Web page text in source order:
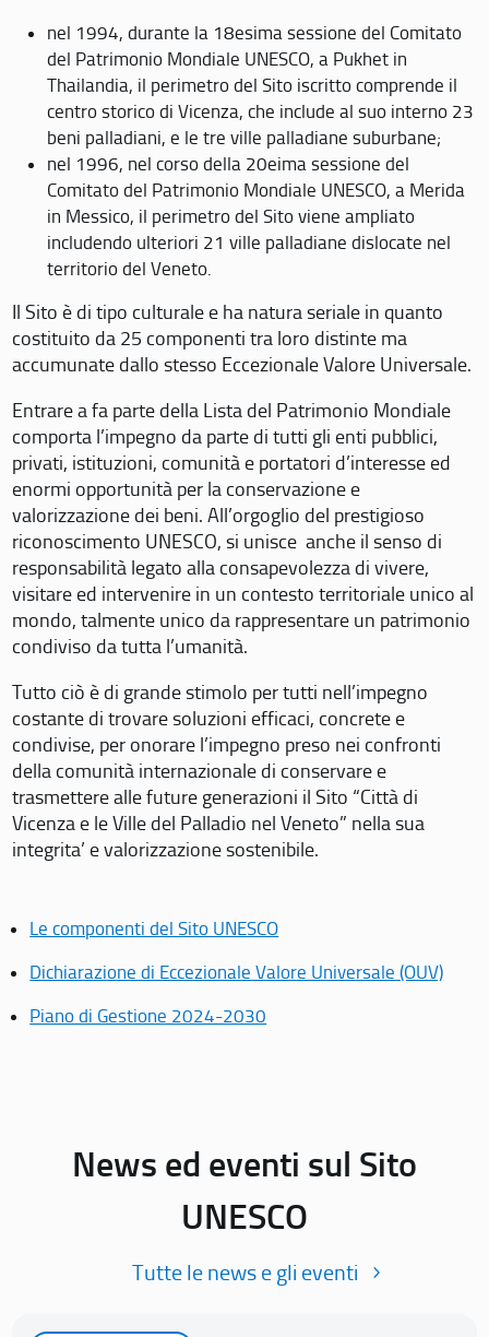
nel 1994, durante la 18esima sessione del Comitato
del Patrimonio Mondiale UNESCO, a Pukhet in
Thailandia, il perimetro del Sito iscritto comprende il
centro storico di Vicenza, che include al suo interno 23
beni palladiani, e le tre ville palladiane suburbane;
nel 1996, nel corso della 20eima sessione del
Comitato del Patrimonio Mondiale UNESCO, a Merida
in Messico, il perimetro del Sito viene ampliato
includendo ulteriori 21 ville palladiane dislocate nel
territorio del Veneto.
Il Sito è di tipo culturale e ha natura seriale in quanto
costituito da 25 componenti tra loro distinte ma
accumunate dallo stesso Eccezionale Valore Universale.
Entrare a fa parte della Lista del Patrimonio Mondiale
comporta l’impegno da parte di tutti gli enti pubblici,
privati, istituzioni, comunità e portatori d’interesse ed
enormi opportunità per la conservazione e
valorizzazione dei beni. All’orgoglio del prestigioso
riconoscimento UNESCO, si unisce anche il senso di
responsabilità legato alla consapevolezza di vivere,
visitare ed intervenire in un contesto territoriale unico al
mondo, talmente unico da rappresentare un patrimonio
condiviso da tutta l’umanità.
Tutto ciò è di grande stimolo per tutti nell’impegno
costante di trovare soluzioni efficaci, concrete e
condivise, per onorare l’impegno preso nei confronti
della comunità internazionale di conservare e
trasmettere alle future generazioni il Sito “Città di
Vicenza e le Ville del Palladio nel Veneto” nella sua
integrita’ e valorizzazione sostenibile.
Le componenti del Sito UNESCO
Dichiarazione di Eccezionale Valore Universale (OUV)
Piano di Gestione 2024-2030
News ed eventi sul Sito
UNESCO
Tutte le news e gli eventi